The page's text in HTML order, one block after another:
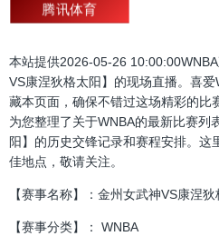
腾讯体育
本站提供2026-05-26
VS康涅狄格太阳】的现场直播。喜
藏本页面，确保不错过这场精彩的比
为您整理了关于WNBA的最新比赛列
阳】的历史交锋记录和赛程安排。这
佳地点，敬请关注。
【赛事名称】：金州女武神VS康涅狄
【赛事分类】： WNBA